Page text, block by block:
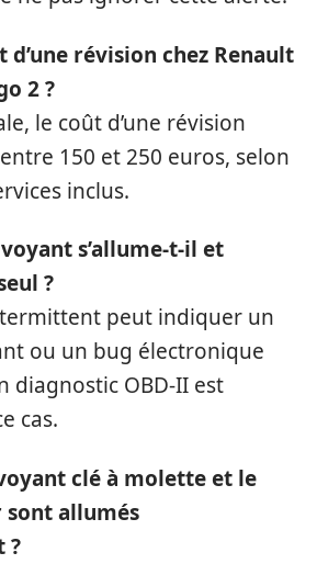
d’une révision chez Renault
2 ?
le coût d’une révision
150 et 250 euros, selon
inclus.
s’allume-t-il et
?
peut indiquer un
ou un bug électronique
diagnostic OBD-II est
cas.
clé à molette et le
allumés
?